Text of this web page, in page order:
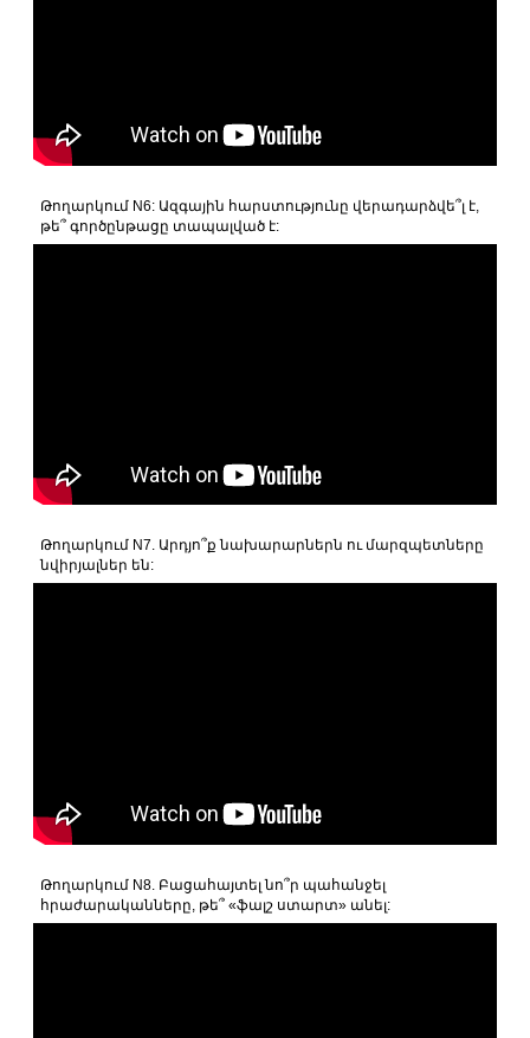
Թողարկում N6: Ազգային հարստությունը վերադարձվե՞լ է,
թե՞ գործընթացը տապալված է:
Թողարկում N7. Արդյո՞ք նախարարներն ու մարզպետները
նվիրյալներ են:
Թողարկում N8. Բացահայտել նո՞ր պահանջել
հրաժարականները, թե՞ «ֆալշ ստարտ» անել: